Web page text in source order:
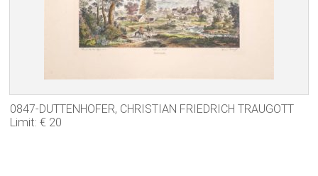
0847-DUTTENHOFER, CHRISTIAN FRIEDRICH TRAUGOTT
Limit: € 20